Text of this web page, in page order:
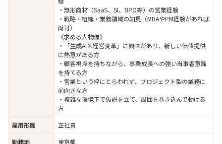
・無形商材（SaaS、SI、BPO等）の営業経験
・戦略・組織・業務領域の知見（MBAやPM経験があれば
尚可）
《求める人物像》
・「生成AI×経営変革」に興味があり、新しい価値提供
に熱意がある方
・顧客視点を持ちながら、事業成長への強い当事者意識
を持てる方
・営業という枠にとらわれず、プロジェクト型の業務に
前向きな方
・複雑な環境下で仮説を立て、周囲を巻き込んで動ける
方
雇用形態
正社員
勤務地
東京都